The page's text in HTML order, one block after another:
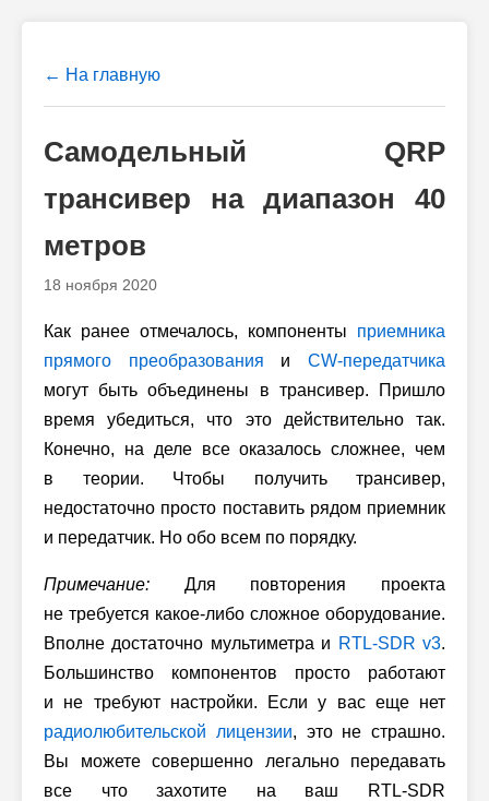
← На главную
Самодельный QRP
трансивер на диапазон 40
метров
18 ноября 2020
Как ранее отмечалось, компоненты приемника
прямого преобразования
иCW-передатчика
могут быть объединены в трансивер. Пришло
время убедиться, что это действительно так.
Конечно, на деле все оказалось сложнее, чем
в теории. Чтобы получить трансивер,
недостаточно просто поставить рядом приемник
и передатчик. Но обо всем по порядку.
Примечание: Для повторения проекта
не требуется какое-либо сложное оборудование.
Вполне достаточно мультиметра и RTL-SDR v3.
Большинство компонентов просто работают
и не требуют настройки. Если у вас еще нет
радиолюбительской лицензии, это не страшно.
Вы можете совершенно легально передавать
все что захотите на ваш RTL-SDR